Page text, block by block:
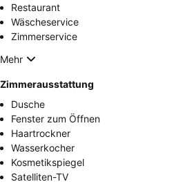
Restaurant
Wäscheservice
Zimmerservice
Mehr
Zimmerausstattung
Dusche
Fenster zum Öffnen
Haartrockner
Wasserkocher
Kosmetikspiegel
Satelliten-TV